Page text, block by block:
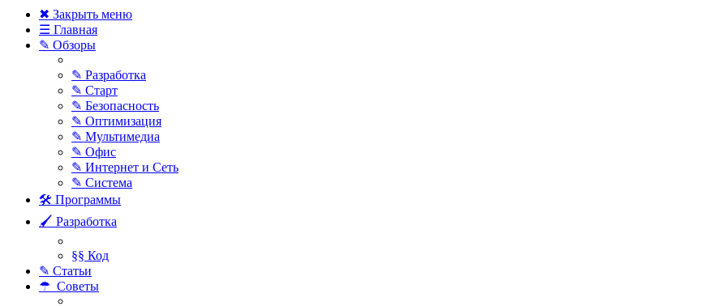
✖ Закрыть меню
☰ Главная
✎ Обзоры
✎ Разработка
✎ Старт
✎ Безопасность
✎ Оптимизация
✎ Мультимедиа
✎ Офис
✎ Интернет и Сеть
✎ Система
🛠 Программы
🖌 Разработка
§§ Код
✎ Статьи
☂ Советы